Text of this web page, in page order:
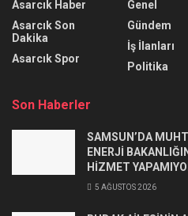
Asarcık Haber
Asarcık Son
Dakika
Asarcık Spor
Genel
Gündem
İş İlanları
Politika
Son Haberler
SAMSUN’DA
ENERJİ
HİZMET
5 AĞUSTOS 2026